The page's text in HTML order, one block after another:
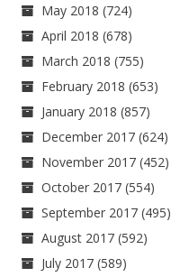
May 2018 (724)
April 2018 (678)
March 2018 (755)
February 2018 (653)
January 2018 (857)
December 2017 (624)
November 2017 (452)
October 2017 (554)
September 2017 (495)
August 2017 (592)
July 2017 (589)